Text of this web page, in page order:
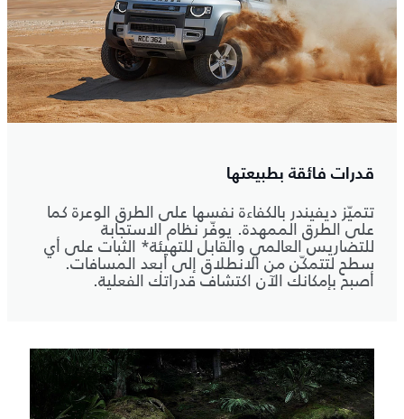
قدرات فائقة بطبيعتها
تتميّز ديفيندر بالكفاءة نفسها على الطرق الوعرة كما
على الطرق الممهدة. يوفّر نظام الاستجابة
للتضاريس العالمي والقابل للتهيئة* الثبات على أي
سطح لتتمكّن من الانطلاق إلى أبعد المسافات.
أصبح بإمكانك الآن اكتشاف قدراتك الفعلية.